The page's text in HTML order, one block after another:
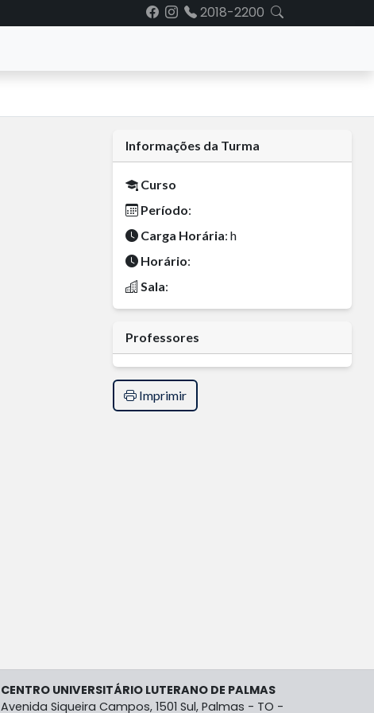
2018-2200
Informações da Turma
Curso
Período:
Carga Horária: h
Horário:
Sala:
Professores
Imprimir
CENTRO UNIVERSITÁRIO LUTERANO DE PALMAS
Avenida Siqueira Campos, 1501 Sul, Palmas - TO -